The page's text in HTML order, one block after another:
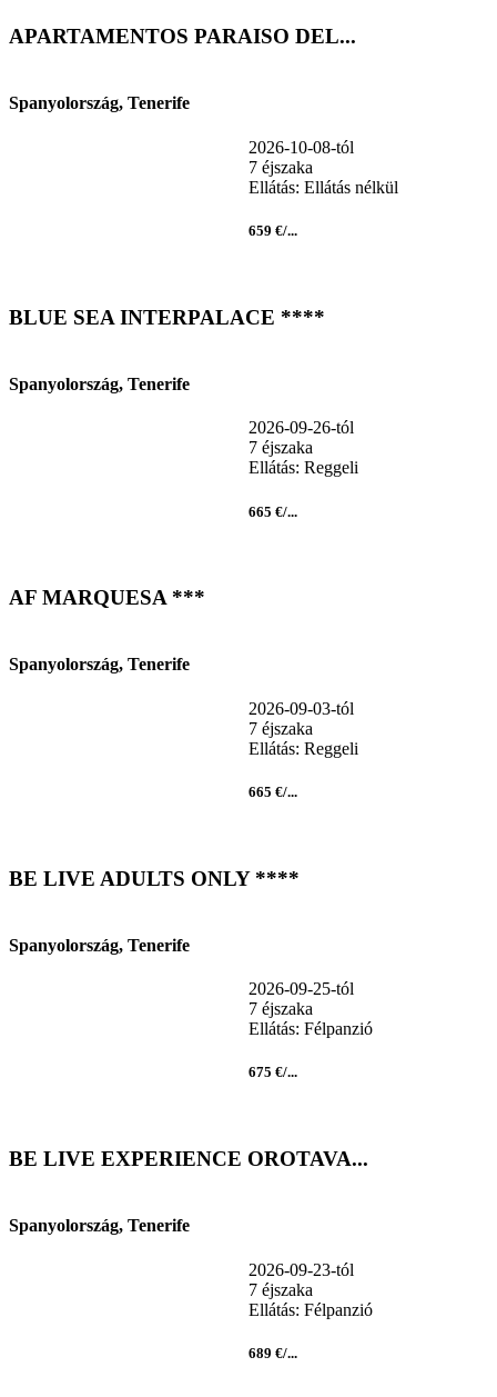
APARTAMENTOS PARAISO DEL...
Spanyolország, Tenerife
2026-10-08-tól
7 éjszaka
Ellátás: Ellátás nélkül
659 €/...
BLUE SEA INTERPALACE ****
Spanyolország, Tenerife
2026-09-26-tól
7 éjszaka
Ellátás: Reggeli
665 €/...
AF MARQUESA ***
Spanyolország, Tenerife
2026-09-03-tól
7 éjszaka
Ellátás: Reggeli
665 €/...
BE LIVE ADULTS ONLY ****
Spanyolország, Tenerife
2026-09-25-tól
7 éjszaka
Ellátás: Félpanzió
675 €/...
BE LIVE EXPERIENCE OROTAVA...
Spanyolország, Tenerife
2026-09-23-tól
7 éjszaka
Ellátás: Félpanzió
689 €/...